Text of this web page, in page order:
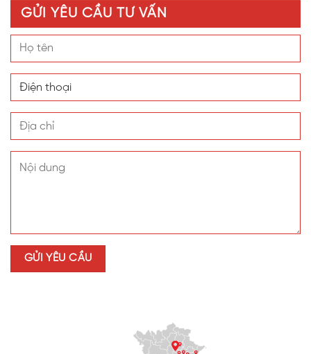
GỬI YÊU CẦU TƯ VẤN